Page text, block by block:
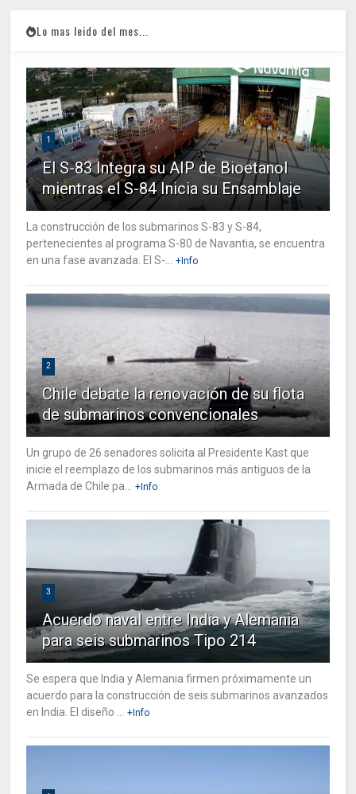
Lo mas leido del mes...
1
El S-83 Integra su AIP de Bioetanol
mientras el S-84 Inicia su Ensamblaje
La construcción de los submarinos S-83 y S-84,
pertenecientes al programa S-80 de Navantia, se encuentra
en una fase avanzada. El S-...
+Info
2
Chile debate la renovación de su flota
de submarinos convencionales
Un grupo de 26 senadores solicita al Presidente Kast que
inicie el reemplazo de los submarinos más antiguos de la
Armada de Chile pa...
+Info
3
Acuerdo naval entre India y Alemania
para seis submarinos Tipo 214
Se espera que India y Alemania firmen próximamente un
acuerdo para la construcción de seis submarinos avanzados
en India. El diseño ...
+Info